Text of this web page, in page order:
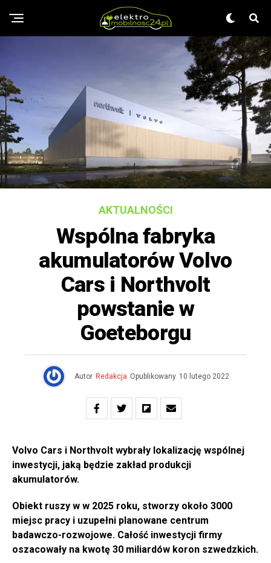
AKTUALNOŚCI
Wspólna fabryka
akumulatorów Volvo
Cars i Northvolt
powstanie w
Goeteborgu
Autor Redakcja Opublikowany 10 lutego 2022
Volvo Cars i Northvolt wybrały lokalizację wspólnej
inwestycji, jaką będzie zakład produkcji
akumulatorów.
Obiekt ruszy w w 2025 roku, stworzy około 3000
miejsc pracy i uzupełni planowane centrum
badawczo-rozwojowe. Całość inwestycji firmy
oszacowały na kwotę 30 miliardów koron szwedzkich.